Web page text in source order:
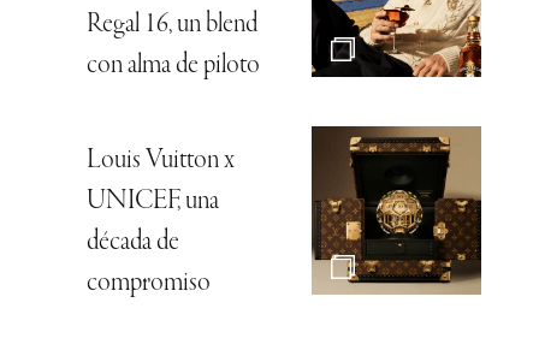
Regal 16, un blend
con alma de piloto
Louis Vuitton x
UNICEF, una
década de
compromiso